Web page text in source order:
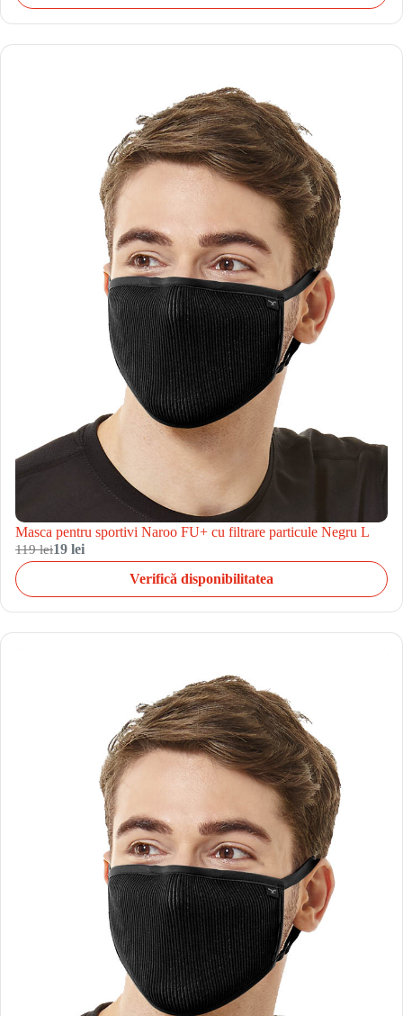
Masca pentru sportivi Naroo FU+ cu filtrare particule Negru L
119 lei19 lei
Verifică disponibilitatea